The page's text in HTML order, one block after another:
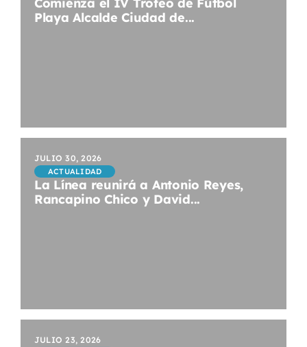
Playa Alcalde Ciudad de...
JULIO 30, 2026
ACTUALIDAD
La Línea reunirá a Antonio Reyes,
Rancapino Chico y David...
JULIO 23, 2026